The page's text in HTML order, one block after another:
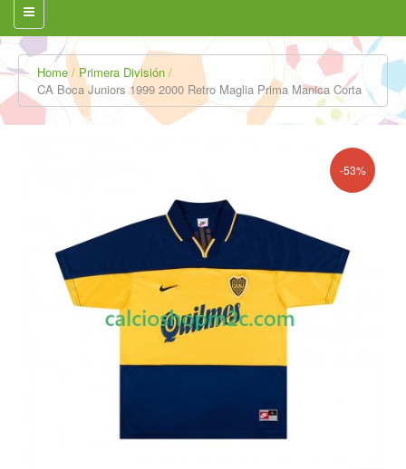
Home
Primera División
CA Boca Juniors 1999 2000 Retro Maglia Prima Manica Corta
-53%